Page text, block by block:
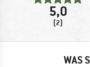
5,0
(2)
WAS